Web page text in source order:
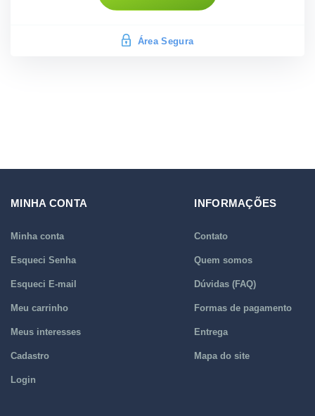
Área Segura
MINHA CONTA
Minha conta
Esqueci Senha
Esqueci E-mail
Meu carrinho
Meus interesses
Cadastro
Login
INFORMAÇÕES
Contato
Quem somos
Dúvidas (FAQ)
Formas de pagamento
Entrega
Mapa do site